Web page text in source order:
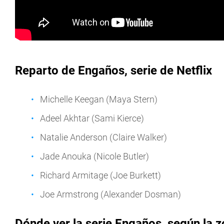
Reparto de Engaños, serie de Netflix
Michelle Keegan (Maya Stern)
Adeel Akhtar (Sami Kierce)
Natalie Anderson (Claire Walker)
Jade Anouka (Nicole Butler)
Richard Armitage (Joe Burkett)
Joe Armstrong (Alexander Dosman)